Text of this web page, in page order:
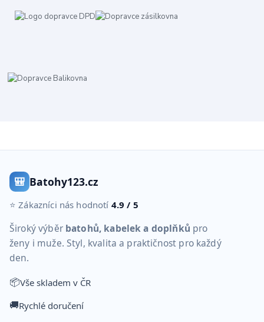
🎒 Batohy123.cz
⭐ Zákazníci nás hodnotí 4.9 / 5
Široký výběr batohů, kabelek a doplňků pro
ženy i muže. Styl, kvalita a praktičnost pro každý
den.
📦Vše skladem v ČR
🚚Rychlé doručení